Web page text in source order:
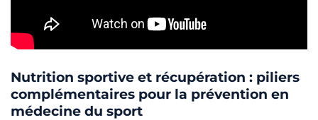
Nutrition sportive et récupération : piliers
complémentaires pour la prévention en
médecine du sport